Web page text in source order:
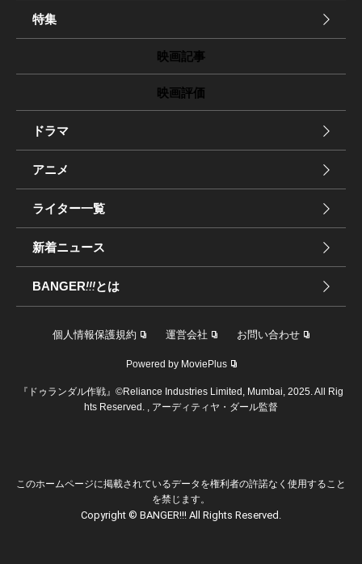
特集
映画記事
映画評価
ドラマ
アニメ
ライター一覧
新着ニュース
BANGER!!!とは
個人情報保護規約 運営会社 お問い合わせ
Powered by MoviePlus
『ドゥランダル作戦』©Reliance Industries Limited, Mumbai, 2025. All Rig
hts Reserved. , アーディティヤ・ダール監督
このホームページに掲載されているデータを権利者の許諾なく使用すること
を禁じます。
Copyright © BANGER!!! All Rights Reserved.